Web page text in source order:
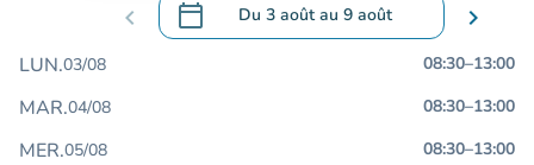
chevron_left calendar_today Du 3 aoûtau 9 août
.Ouvrir le calendrier pour changer de
chevron_right
LUN.03/08 08:30–13:00
MAR.04/08 08:30–13:00
MER.05/08 08:30–13:00